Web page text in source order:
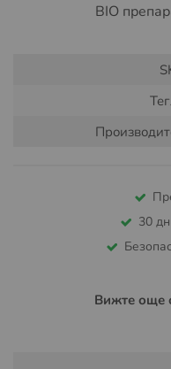
BIO
30
Вижте още